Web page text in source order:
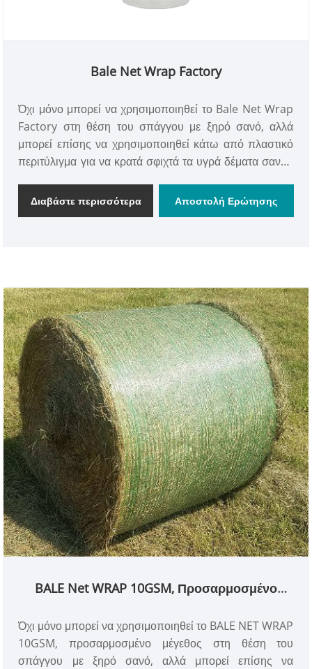
Bale Net Wrap Factory
Όχι μόνο μπορεί να χρησιμοποιηθεί το Bale Net Wrap
Factory στη θέση του σπάγγου με ξηρό σανό, αλλά
μπορεί επίσης να χρησιμοποιηθεί κάτω από πλαστικό
περιτύλιγμα για να κρατά σφιχτά τα υγρά δέματα σανού
τη βέλτιστη διατήρηση του σανού.
Διαβάστε περισσότερα Αποστολή Ερώτησης
BALE Net WRAP 10GSM, Προσαρμοσμένο
Όχι μόνο μπορεί να χρησιμοποιηθεί το BALE NET WRAP
10GSM, προσαρμοσμένο μέγεθος στη θέση του
σπάγγου με ξηρό σανό, αλλά μπορεί επίσης να